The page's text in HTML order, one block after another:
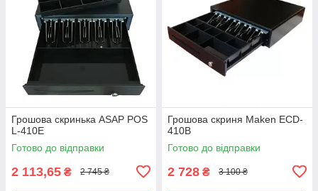
Грошова скринька ASAP POS
L-410E
Готово до відправки
2 113,65 ₴ 2 745 ₴
Грошова скриня Maken ECD-
410B
Готово до відправки
2 728 ₴ 3 100 ₴